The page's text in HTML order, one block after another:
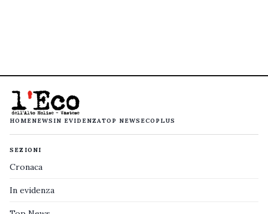
HOMENEWS IN EVIDENZATOP NEWS ECOPLUS
SEZIONI
Cronaca
In evidenza